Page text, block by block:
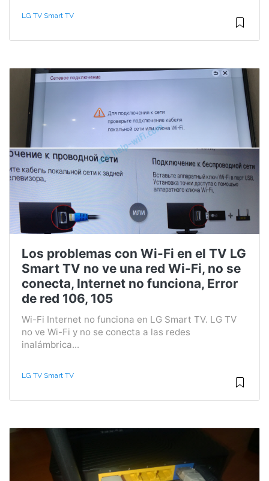
LG TV Smart TV
Los problemas con Wi-Fi en el TV LG
Smart TV no ve una red Wi-Fi, no se
conecta, Internet no funciona, Error
de red 106, 105
Wi-Fi Internet no funciona en LG Smart TV. LG TV
no ve Wi-Fi y no se conecta a las redes
inalámbrica...
LG TV Smart TV